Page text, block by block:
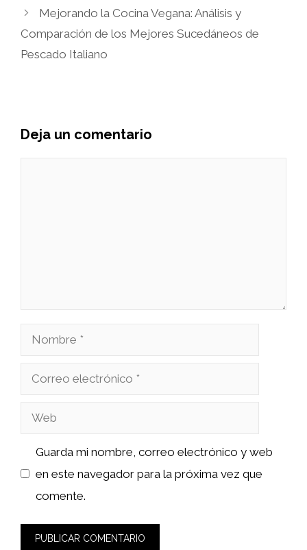
Mejorando la Cocina Vegana: Análisis y
Comparación de los Mejores Sucedáneos de
Pescado Italiano
Deja un comentario
Nombre
Correo
Web
Guarda mi nombre, correo electrónico y web
en este navegador para la próxima vez que
comente.